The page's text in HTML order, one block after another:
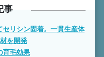
事
セリシン固着。一貫生産体
を開発
育毛効果